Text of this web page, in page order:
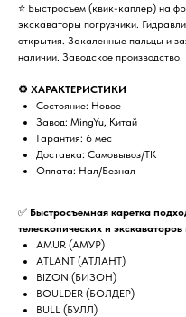
⭐ Быстросъем (квик-каплер) на
экскаваторы погрузчики.
открытия. Закаленные пальцы и
наличии. Заводское
⚙️ ХАРАКТЕРИСТИКИ
Состояние: Новое
Завод: MingYu, Китай
Гарантия: 6 мес
Доставка: Самовывоз/ТК
Оплата: Нал/Безнал
✅ Быстросъемная каретка
телескопических и экскаваторов
AMUR (АМУР)
ATLANT (АТЛАНТ)
BIZON (БИЗОН)
BOULDER (БОЛДЕР)
BULL (БУЛЛ)